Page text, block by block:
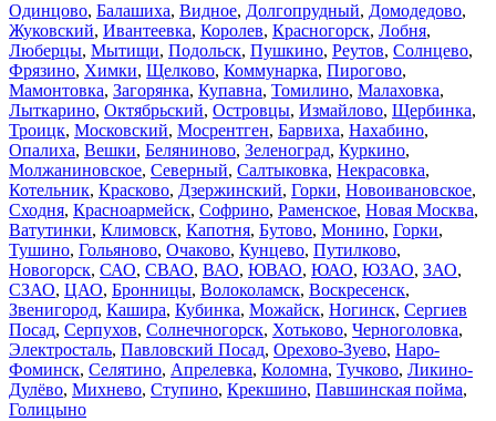
Одинцово, Балашиха, Видное, Долгопрудный, Домодедово,
Жуковский, Ивантеевка, Королев, Красногорск, Лобня,
Люберцы, Мытищи, Подольск, Пушкино, Реутов, Солнцево,
Фрязино, Химки, Щелково, Коммунарка, Пирогово,
Мамонтовка, Загорянка, Купавна, Томилино, Малаховка,
Лыткарино, Октябрьский, Островцы, Измайлово, Щербинка,
Троицк, Московский, Мосрентген, Барвиха, Нахабино,
Опалиха, Вешки, Беляниново, Зеленоград, Куркино,
Молжаниновское, Северный, Салтыковка, Некрасовка,
Котельник, Красково, Дзержинский, Горки, Новоивановское,
Сходня, Красноармейск, Софрино, Раменское, Новая Москва,
Ватутинки, Климовск, Капотня, Бутово, Монино, Горки,
Тушино, Гольяново, Очаково, Кунцево, Путилково,
Новогорск, САО, СВАО, ВАО, ЮВАО, ЮАО, ЮЗАО, ЗАО,
СЗАО, ЦАО, Бронницы, Волоколамск, Воскресенск,
Звенигород, Кашира, Кубинка, Можайск, Ногинск, Сергиев
Посад, Серпухов, Солнечногорск, Хотьково, Черноголовка,
Электросталь, Павловский Посад, Орехово-Зуево, Наро-
Фоминск, Селятино, Апрелевка, Коломна, Тучково, Ликино-
Дулёво, Михнево, Ступино, Крекшино, Павшинская пойма,
Голицыно